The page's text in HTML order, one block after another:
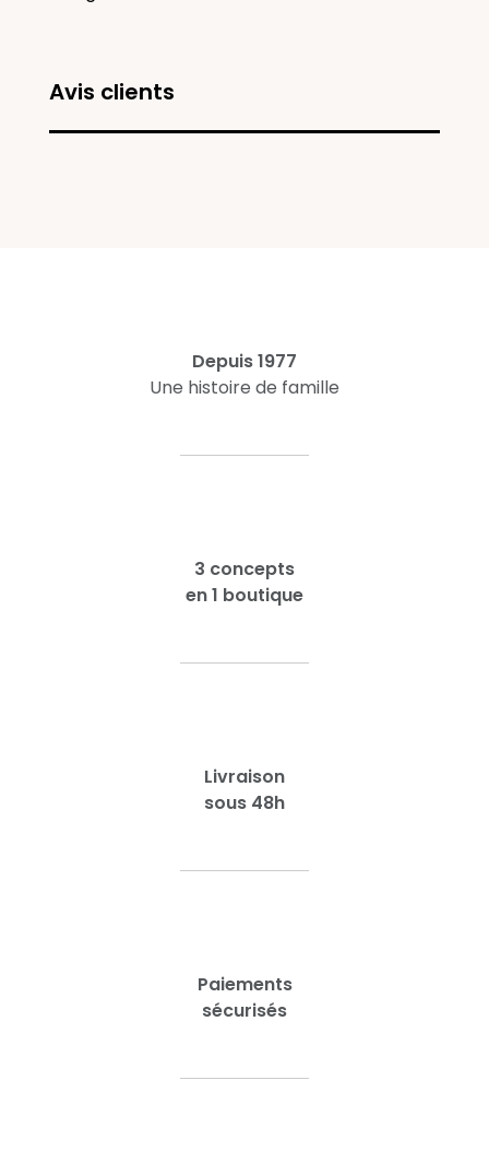
Avis clients
Depuis 1977
Une histoire de famille
3 concepts
en 1 boutique
Livraison
sous 48h
Paiements
sécurisés